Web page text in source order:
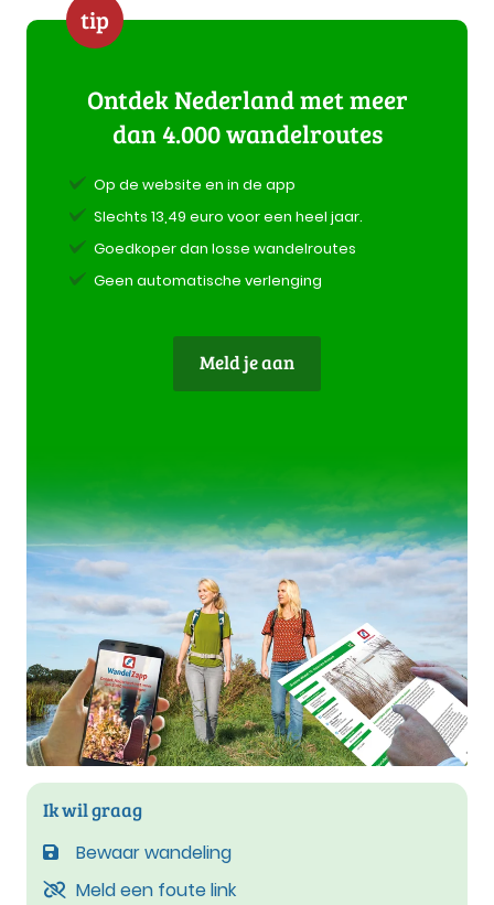
tip
Ontdek Nederland met meer
dan 4.000 wandelroutes
Op de website en in de app
Slechts 13,49 euro voor een heel jaar.
Goedkoper dan losse wandelroutes
Geen automatische verlenging
Meld je aan
Ik wil graag
Bewaar wandeling
Meld een foute link